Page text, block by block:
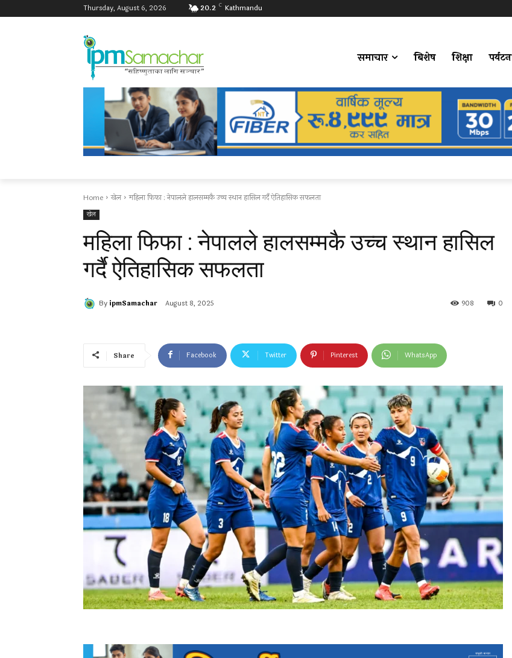
Thursday, August 6, 2026 20.2 C Kathmandu
समाचार बिशेष शिक्षा पर्यटन
Home खेल महिला फिफा : नेपालले हालसम्मकै उच्च स्थान हासिल गर्दै ऐतिहासिक सफलता
खेल
महिला फिफा : नेपालले हालसम्मकै उच्च स्थान हासिल
गर्दै ऐतिहासिक सफलता
By ipmSamachar August 8, 2025 0
908
Share Facebook Twitter Pinterest WhatsApp